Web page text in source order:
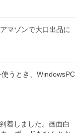
マゾンで大口出品に
うとき、WindowsPC
着しました。画面白